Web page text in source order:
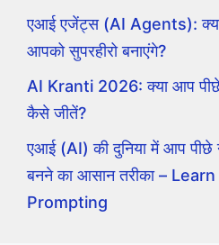
एआई एजेंट्स (AI Agents):
आपको सुपरहीरो बनाएंगे?
AI Kranti 2026: क्या आप
कैसे जीतें?
एआई (AI) की दुनिया में आप पीछे
बनने का आसान तरीका –
Prompting